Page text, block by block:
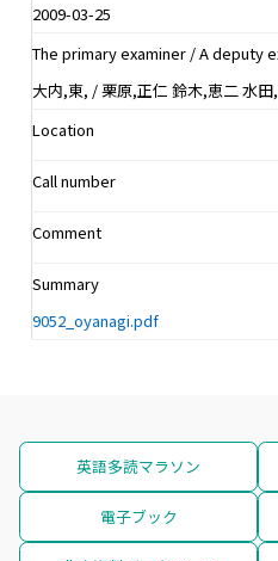
2009-03-25
The primary examiner / A deputy
大内,東, / 栗原,正仁 鈴木,恵二 水田
Location
Call number
Comment
Summary
9052_oyanagi.pdf
英語多読マラソン
電子ブック